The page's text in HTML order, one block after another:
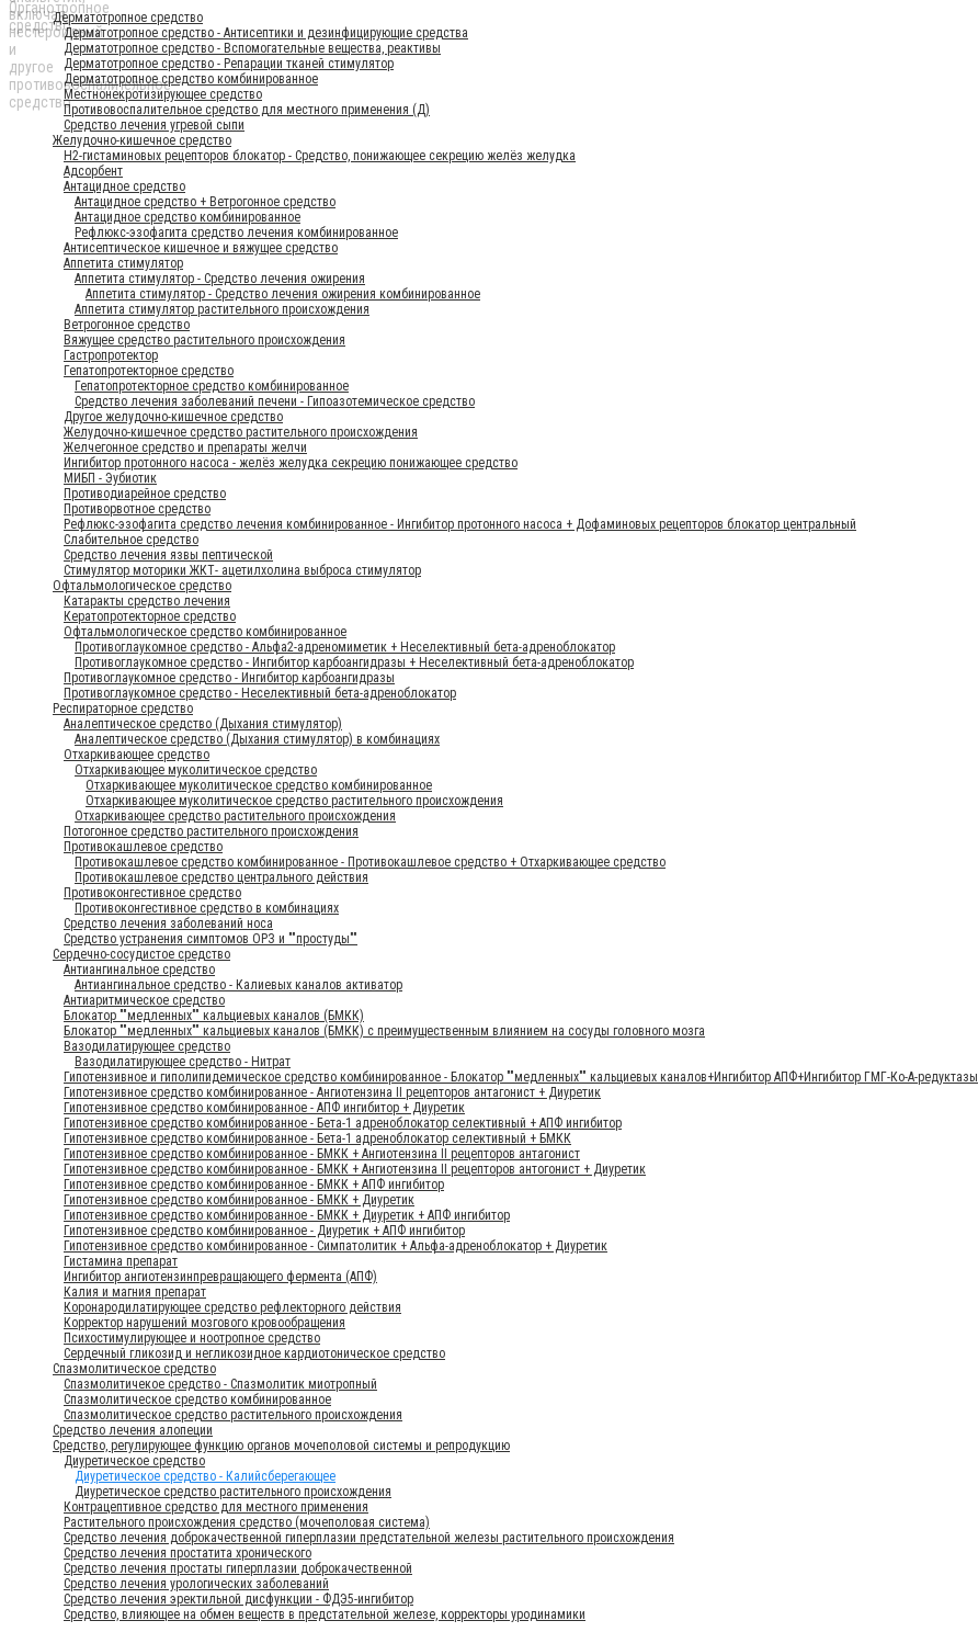
Дерматотропное средство
Дерматотропное средство - Антисептики и дезинфицирующие средства
Дерматотропное средство - Вспомогательные вещества, реактивы
Дерматотропное средство - Репарации тканей стимулятор
Дерматотропное средство комбинированное
Местнонекротизирующее средство
Противовоспалительное средство для местного применения (Д)
Средство лечения угревой сыпи
Желудочно-кишечное средство
H2-гистаминовых рецепторов блокатор - Средство, понижающее секрецию желёз желудка
Адсорбент
Антацидное средство
Антацидное средство + Ветрогонное средство
Антацидное средство комбинированное
Рефлюкс-эзофагита средство лечения комбинированное
Антисептическое кишечное и вяжущее средство
Аппетита стимулятор
Аппетита стимулятор - Средство лечения ожирения
Аппетита стимулятор - Средство лечения ожирения комбинированное
Аппетита стимулятор растительного происхождения
Ветрогонное средство
Вяжущее средство растительного происхождения
Гастропротектор
Гепатопротекторное средство
Гепатопротекторное средство комбинированное
Средство лечения заболеваний печени - Гипоазотемическое средство
Другое желудочно-кишечное средство
Желудочно-кишечное средство растительного происхождения
Желчегонное средство и препараты желчи
Ингибитор протонного насоса - желёз желудка секрецию понижающее средство
МИБП - Эубиотик
Противодиарейное средство
Противорвотное средство
Рефлюкс-эзофагита средство лечения комбинированное - Ингибитор протонного насоса + Дофаминовых рецепторов блокатор центральный
Слабительное средство
Средство лечения язвы пептической
Стимулятор моторики ЖКТ- ацетилхолина выброса стимулятор
Офтальмологическое средство
Катаракты средство лечения
Кератопротекторное средство
Офтальмологическое средство комбинированное
Противоглаукомное средство - Альфа2-адреномиметик + Неселективный бета-адреноблокатор
Противоглаукомное средство - Ингибитор карбоангидразы + Неселективный бета-адреноблокатор
Противоглаукомное средство - Ингибитор карбоангидразы
Противоглаукомное средство - Неселективный бета-адреноблокатор
Респираторное средство
Аналептическое средство (Дыхания стимулятор)
Аналептическое средство (Дыхания стимулятор) в комбинациях
Отхаркивающее средство
Отхаркивающее муколитическое средство
Отхаркивающее муколитическое средство комбинированное
Отхаркивающее муколитическое средство растительного происхождения
Отхаркивающее средство растительного происхождения
Потогонное средство растительного происхождения
Противокашлевое средство
Противокашлевое средство комбинированное - Противокашлевое средство + Отхаркивающее средство
Противокашлевое средство центрального действия
Противоконгестивное средство
Противоконгестивное средство в комбинациях
Средство лечения заболеваний носа
Средство устранения симптомов ОРЗ и ""простуды""
Сердечно-сосудистое средство
Антиангинальное средство
Антиангинальное средство - Калиевых каналов активатор
Антиаритмическое средство
Блокатор ""медленных"" кальциевых каналов (БМКК)
Блокатор ""медленных"" кальциевых каналов (БМКК) с преимущественным влиянием на сосуды головного мозга
Вазодилатирующее средство
Вазодилатирующее средство - Нитрат
Гипотензивное и гиполипидемическое средство комбинированное - Блокатор ""медленных"" кальциевых каналов+Ингибитор АПФ+Ингибитор ГМГ-Ко-А-редуктазы
Гипотензивное средство комбинированное - Ангиотензина II рецепторов антагонист + Диуретик
Гипотензивное средство комбинированное - АПФ ингибитор + Диуретик
Гипотензивное средство комбинированное - Бета-1 адреноблокатор селективный + АПФ ингибитор
Гипотензивное средство комбинированное - Бета-1 адреноблокатор селективный + БМКК
Гипотензивное средство комбинированное - БМКК + Ангиотензина II рецепторов антагонист
Гипотензивное средство комбинированное - БМКК + Ангиотензина II рецепторов антогонист + Диуретик
Гипотензивное средство комбинированное - БМКК + АПФ ингибитор
Гипотензивное средство комбинированное - БМКК + Диуретик
Гипотензивное средство комбинированное - БМКК + Диуретик + АПФ ингибитор
Гипотензивное средство комбинированное - Диуретик + АПФ ингибитор
Гипотензивное средство комбинированное - Симпатолитик + Альфа-адреноблокатор + Диуретик
Гистамина препарат
Ингибитор ангиотензинпревращающего фермента (АПФ)
Калия и магния препарат
Коронародилатирующее средство рефлекторного действия
Корректор нарушений мозгового кровообращения
Психостимулирующее и ноотропное средство
Сердечный гликозид и негликозидное кардиотоническое средство
Спазмолитическое средство
Спазмолитичекое средство - Спазмолитик миотропный
Спазмолитическое средство комбинированное
Спазмолитическое средство растительного происхождения
Средство лечения алопеции
Средство, регулирующее функцию органов мочеполовой системы и репродукцию
Диуретическое средство
Диуретическое средство - Калийсберегающее
Диуретическое средство растительного происхождения
Контрацептивное средство для местного применения
Растительного происхождения средство (мочеполовая система)
Средство лечения доброкачественной гиперплазии предстательной железы растительного происхождения
Средство лечения простатита хронического
Средство лечения простаты гиперплазии доброкачественной
Средство лечения урологических заболеваний
Средство лечения эректильной дисфункции - ФДЭ5-ингибитор
Средство, влияющее на обмен веществ в предстательной железе, корректоры уродинамики